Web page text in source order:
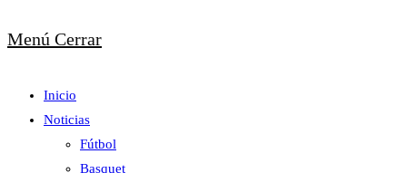
Menú Cerrar
Inicio
Noticias
Fútbol
Basquet